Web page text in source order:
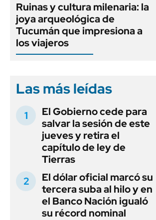
Ruinas y cultura milenaria: la
joya arqueológica de
Tucumán que impresiona a
los viajeros
Las más leídas
El Gobierno cede para
salvar la sesión de este
jueves y retira el
capítulo de ley de
Tierras
El dólar oficial marcó su
tercera suba al hilo y en
el Banco Nación igualó
su récord nominal